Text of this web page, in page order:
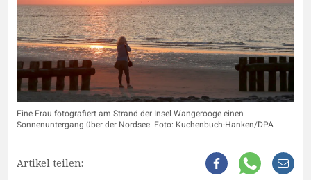
Eine Frau fotografiert am Strand der Insel Wangerooge einen
Sonnenuntergang über der Nordsee. Foto: Kuchenbuch-Hanken/DPA
Artikel teilen: